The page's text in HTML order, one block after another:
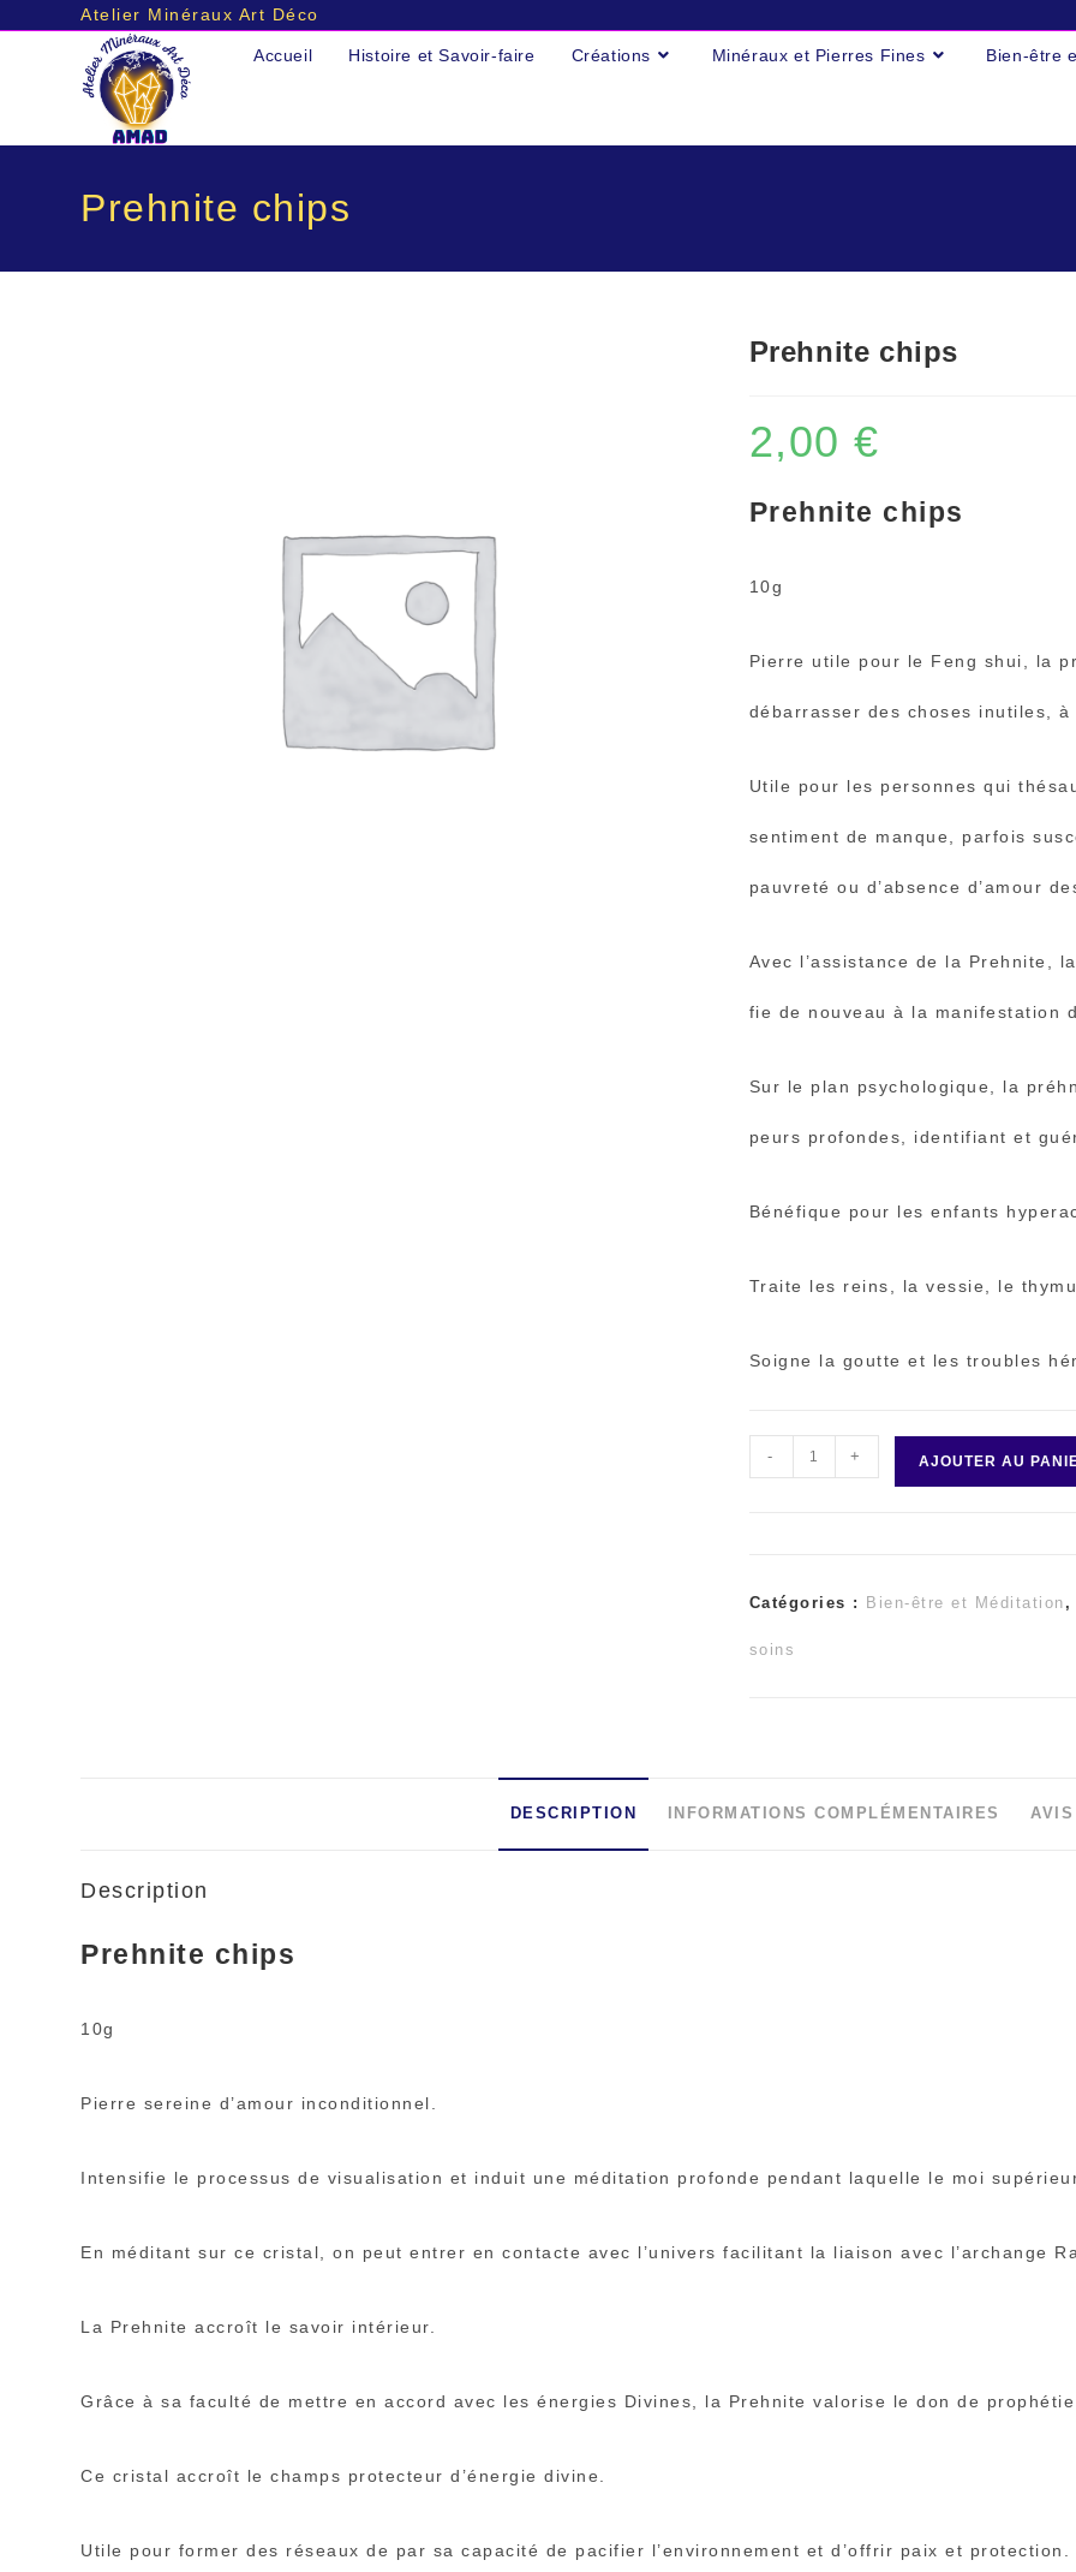
Atelier Minéraux Art Déco
Accueil Histoire et Savoir-faire Créations Minéraux et Pierres Fines Bien-être
Prehnite chips
Prehnite chips
2,00€
Prehnite chips
10g
Pierre utile pour le Feng shui, la
débarrasser des choses inutiles,
Utile pour les personnes qui
sentiment de manque, parfois
pauvreté ou d’absence d’amour
Avec l’assistance de la Prehnite,
fie de nouveau à la manifestation
Sur le plan psychologique, la
peurs profondes, identifiant et
Bénéfique pour les enfants
Traite les reins, la vessie, le
Soigne la goutte et les troubles
quantité
chips
- + AJOUTER AU
Catégories : Bien-être et Méditation
soins
DESCRIPTION INFORMATIONS COMPLÉMENTAIRES
Description
Prehnite chips
10g
Pierre sereine d’amour inconditionnel.
Intensifie le processus de visualisation et induit une méditation profonde pendant laquelle le moi
En méditant sur ce cristal, on peut entrer en contacte avec l’univers facilitant la liaison avec l’archange
La Prehnite accroît le savoir intérieur.
Grâce à sa faculté de mettre en accord avec les énergies Divines, la Prehnite valorise le don de
Ce cristal accroît le champs protecteur d’énergie divine.
Utile pour former des réseaux de par sa capacité de pacifier l’environnement et d’offrir paix et protection.